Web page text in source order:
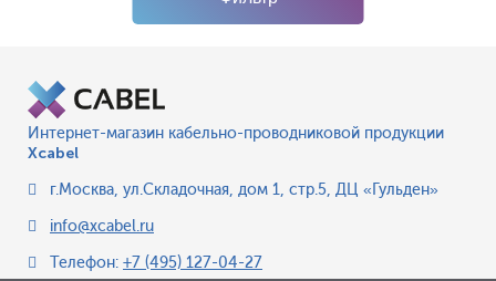
Интернет-магазин кабельно-проводниковой продукции
Xcabel
г.Москва, ул.Складочная, дом 1, стр.5, ДЦ «Гульден»
info@xcabel.ru
Телефон: +7 (495) 127-04-27